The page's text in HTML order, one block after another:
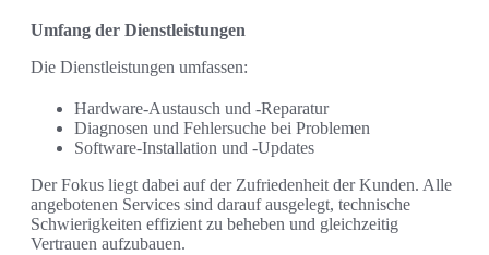
Umfang der Dienstleistungen
Die Dienstleistungen umfassen:
Hardware-Austausch und -Reparatur
Diagnosen und Fehlersuche bei Problemen
Software-Installation und -Updates
Der Fokus liegt dabei auf der Zufriedenheit der Kunden. Alle
angebotenen Services sind darauf ausgelegt, technische
Schwierigkeiten effizient zu beheben und gleichzeitig
Vertrauen aufzubauen.